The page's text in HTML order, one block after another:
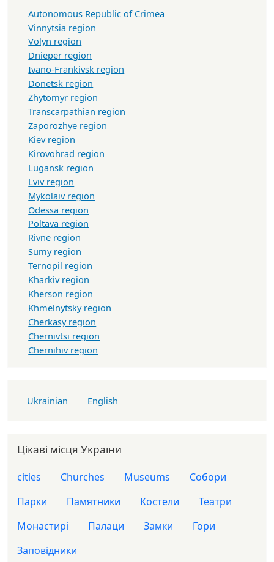
Autonomous Republic of Crimea
Vinnytsia region
Volyn region
Dnieper region
Ivano-Frankivsk region
Donetsk region
Zhytomyr region
Transcarpathian region
Zaporozhye region
Kiev region
Kirovohrad region
Lugansk region
Lviv region
Mykolaiv region
Odessa region
Poltava region
Rivne region
Sumy region
Ternopil region
Kharkiv region
Kherson region
Khmelnytsky region
Cherkasy region
Chernivtsi region
Chernihiv region
Ukrainian English
Цікаві місця України
cities Churches Museums
Собори
Парки
Памятники Костели
Театри
Монастирі
Палаци Замки
Гори
Заповідники